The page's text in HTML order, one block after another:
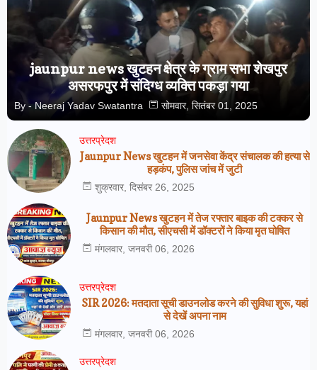
jaunpur news खुटहन क्षेत्र के ग्राम सभा शेखपुर
असरफपुर में संदिग्ध व्यक्ति पकड़ा गया
By - Neeraj Yadav Swatantra सोमवार, सितंबर 01, 2025
उत्तरप्रेदश
Jaunpur News खुटहन में जनसेवा केंद्र संचालक की हत्या से
हड़कंप, पुलिस जांच में जुटी
शुक्रवार, दिसंबर 26, 2025
Jaunpur News खुटहन में तेज रफ्तार बाइक की टक्कर से
किसान की मौत, सीएचसी में डॉक्टरों ने किया मृत घोषित
मंगलवार, जनवरी 06, 2026
उत्तरप्रेदश
SIR 2026: मतदाता सूची डाउनलोड करने की सुविधा शुरू, यहां
से देखें अपना नाम
मंगलवार, जनवरी 06, 2026
उत्तरप्रेदश